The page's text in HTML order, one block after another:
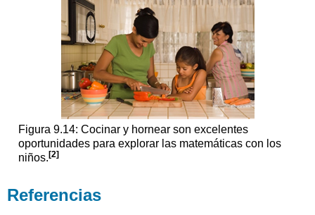
Figura 9.14: Cocinar y hornear son excelentes
oportunidades para explorar las matemáticas con los
niños. [2]
Referencias